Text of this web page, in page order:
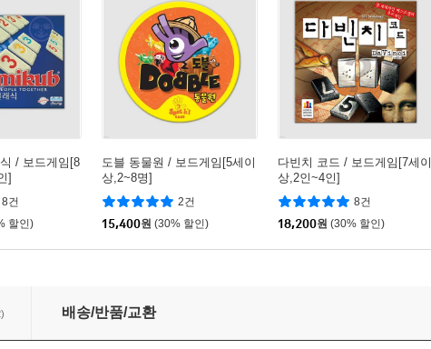
/ 보드게임[8
]
8건
할인)
도블 동물원 / 보드게임[5세이
상,2~8명]
2건
15,400원 (30% 할인)
다빈치 코드 / 보드게임[7세이
상,2인~4인]
8건
18,200원 (30% 할인)
이상,2~7인]
배송/반품/교환